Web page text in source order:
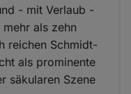
- mit Verlaub -
als zehn
reichen Schmidt-
als prominente
säkularen Szene